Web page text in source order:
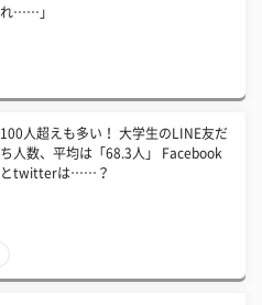
れ……」
100人超えも多い！ 大学生のLINE友だ
ち人数、平均は「68.3人」 Facebook
とtwitterは……？